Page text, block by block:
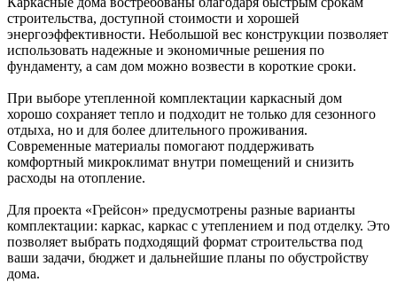
Кровельное
покрытие.
Металлочерепица 0,45 мм. (лист
волновой).
Свесы
крыши.
-
Доска сухая калиброванная
строганная 20х120 мм.
Окна. -
Стеклопакеты
двухкамерные Rehau 70
профиль (согласно
проекту), москитные сетки,
подоконники, водоотливы.
Наличники снаружи - сухая
калиброванная доска
20х120 мм.
строительства, доступной стоимости и хорошей
энергоэффективности. Небольшой вес конструкции позволяет
использовать надежные и экономичные решения по
фундаменту, а сам дом можно возвести в короткие сроки.
При выборе утепленной комплектации каркасный дом
хорошо сохраняет тепло и подходит не только для сезонного
отдыха, но и для более длительного проживания.
Современные материалы помогают поддерживать
комфортный микроклимат внутри помещений и снизить
расходы на отопление.
Для проекта «Грейсон» предусмотрены разные варианты
комплектации: каркас, каркас с утеплением и под отделку. Это
позволяет выбрать подходящий формат строительства под
ваши задачи, бюджет и дальнейшие планы по обустройству
дома.